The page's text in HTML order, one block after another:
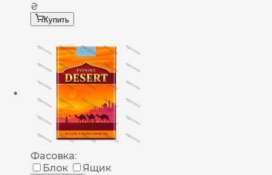
₴
Купить
Фасовка:
Блок
Ящик